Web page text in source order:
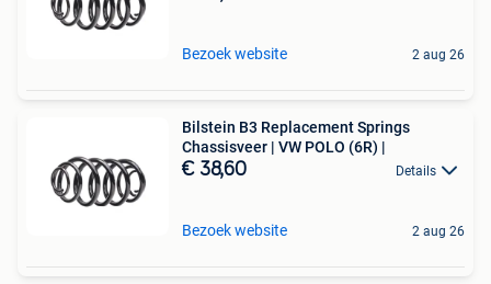
Bezoek website 2 aug 26
Bilstein B3 Replacement Springs
Chassisveer | VW POLO (6R) |
€ 38,60 Details
Bezoek website 2 aug 26